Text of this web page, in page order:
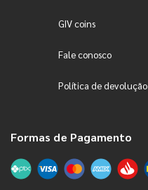
GIV coins
Fale conosco
Política de devolução
Formas de Pagamento